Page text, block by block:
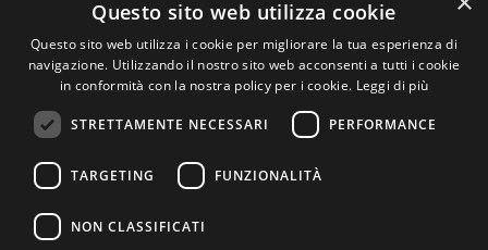
Questo sito web utilizza cookie
Questo sito web utilizza i cookie per migliorare la tua esperienza di
navigazione. Utilizzando il nostro sito web acconsenti a tutti i cookie
in conformità con la nostra policy per i cookie. Leggi di più
STRETTAMENTE NECESSARI PERFORMANCE
TARGETING FUNZIONALITÀ
NON CLASSIFICATI